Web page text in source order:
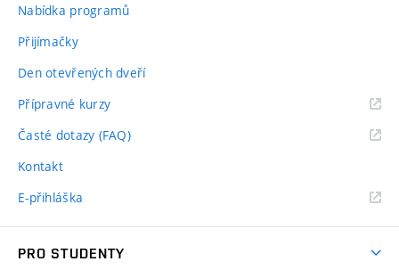
Nabídka programů
Přijímačky
Den otevřených dveří
Přípravné kurzy
Časté dotazy (FAQ)
Kontakt
E-přihláška
PRO STUDENTY